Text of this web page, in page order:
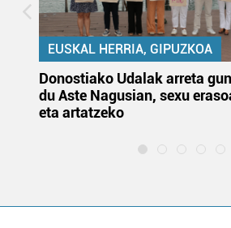
EUSKAL HERRIA, GIPUZKOA
Donostiako Udalak arreta
du Aste Nagusian, sexu
eta artatzeko